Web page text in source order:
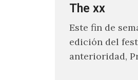
The xx
Este fin de
edición del
anterioridad,